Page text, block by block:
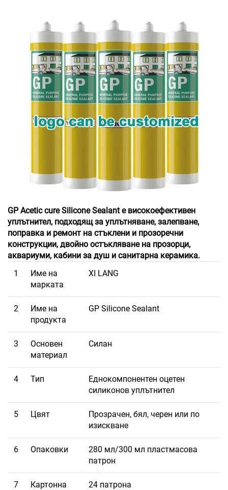
GP Acetic cure Silicone Sealant е високоефективен
уплътнител, подходящ за уплътняване, залепване,
поправка и ремонт на стъклени и прозоречни
конструкции, двойно остъкляване на прозорци,
аквариуми, кабини за душ и санитарна керамика.
1
Име на
марката
XI LANG
2
Име на
продукта
GP Silicone Sealant
3
Основен
материал
Силан
4 Тип
Еднокомпонентен оцетен
силиконов уплътнител
5 Цвят
Прозрачен, бял, черен или по
изискване
6 Опаковки
280 мл/300 мл пластмасова
патрон
7
Картонна
24 патрона